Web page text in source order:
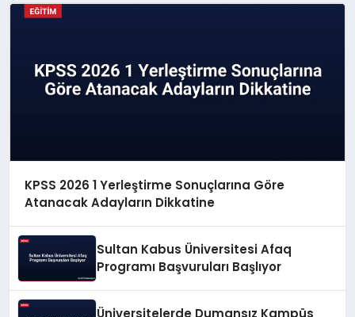
KPSS 2026 1 Yerleştirme Sonuçlarına Göre
Atanacak Adayların Dikkatine
Sultan Kabus Üniversitesi Afaq
Programı Başvuruları Başlıyor
Üniversitelerde Dumansız Kampüs